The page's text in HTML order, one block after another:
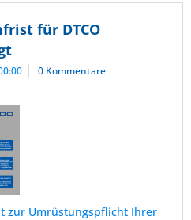
für DTCO
0 Kommentare
zur Umrüstungspflicht Ihrer